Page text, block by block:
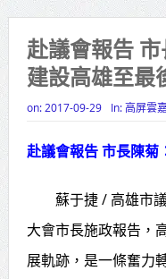
擴大至國中生
雙北合作里
侯友宜蔣萬安
北形象館亮相
打鐵厝北側
動土創造千個
高雄「三民
赴議會報告
建設高雄至最
on: 2017-09-29 In:高屏雲
赴議會報告 市長陳菊
蘇于捷 / 高雄市議
大會市長施政報告，
展軌跡，是一條奮力